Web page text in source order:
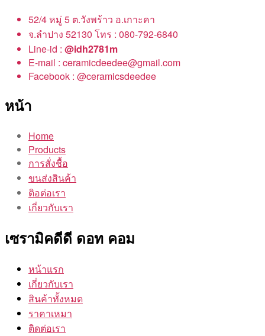
52/4 หมู่ 5 ต.วังพร้าว อ.เกาะคา
จ.ลำปาง 52130 โทร : 080-792-6840
Line-id : @idh2781m
E-mail : ceramicdeedee@gmail.com
Facebook : @ceramicsdeedee
หน้า
Home
Products
การสั่งชื้อ
ขนส่งสินค้า
ติอต่อเรา
เกี่ยวกับเรา
เซรามิคดีดี ดอท คอม
หน้าแรก
เกี่ยวกับเรา
สินค้าทั้งหมด
ราคาเหมา
ติดต่อเรา